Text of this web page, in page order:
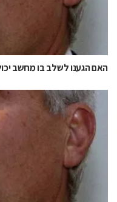
האם הגענו לשלב בו מחשב